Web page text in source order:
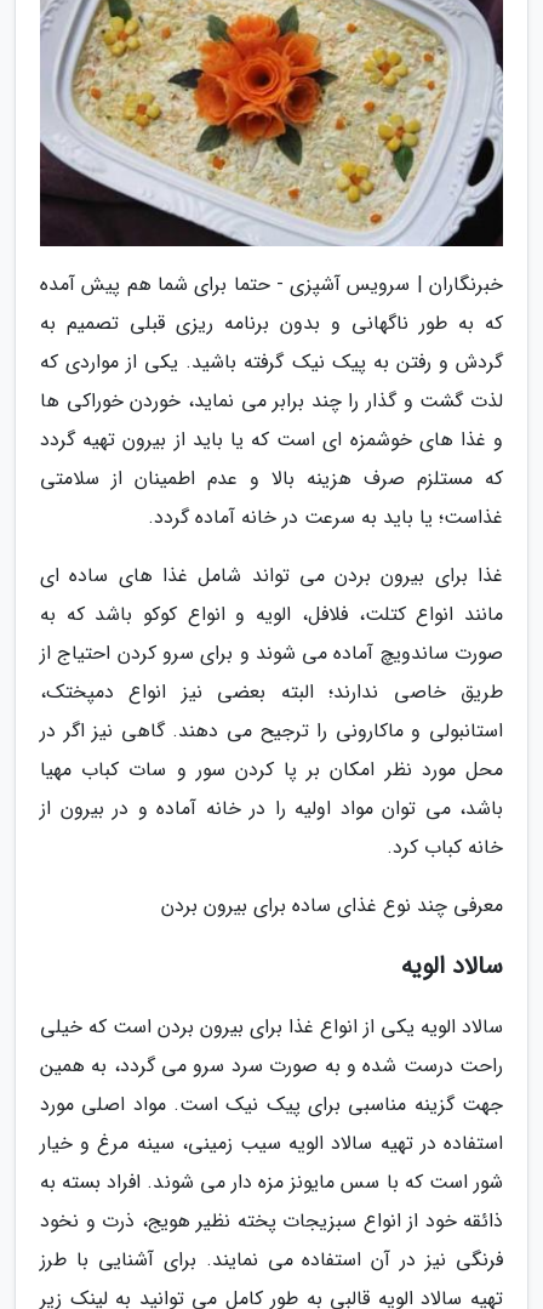
خبرنگاران | سرویس آشپزی - حتما برای شما هم پیش آمده
که به طور ناگهانی و بدون برنامه ریزی قبلی تصمیم به
گردش و رفتن به پیک نیک گرفته باشید. یکی از مواردی که
لذت گشت و گذار را چند برابر می نماید، خوردن خوراکی ها
و غذا های خوشمزه ای است که یا باید از بیرون تهیه گردد
که مستلزم صرف هزینه بالا و عدم اطمینان از سلامتی
غذاست؛ یا باید به سرعت در خانه آماده گردد.
غذا برای بیرون بردن می تواند شامل غذا های ساده ای
مانند انواع کتلت، فلافل، الویه و انواع کوکو باشد که به
صورت ساندویچ آماده می شوند و برای سرو کردن احتیاج از
طریق خاصی ندارند؛ البته بعضی نیز انواع دمپختک،
استانبولی و ماکارونی را ترجیح می دهند. گاهی نیز اگر در
محل مورد نظر امکان بر پا کردن سور و سات کباب مهیا
باشد، می توان مواد اولیه را در خانه آماده و در بیرون از
خانه کباب کرد.
معرفی چند نوع غذای ساده برای بیرون بردن
سالاد الویه
سالاد الویه یکی از انواع غذا برای بیرون بردن است که خیلی
راحت درست شده و به صورت سرد سرو می گردد، به همین
جهت گزینه مناسبی برای پیک نیک است. مواد اصلی مورد
استفاده در تهیه سالاد الویه سیب زمینی، سینه مرغ و خیار
شور است که با سس مایونز مزه دار می شوند. افراد بسته به
ذائقه خود از انواع سبزیجات پخته نظیر هویج، ذرت و نخود
فرنگی نیز در آن استفاده می نمایند. برای آشنایی با طرز
تهیه سالاد الویه قالبی به طور کامل می توانید به لینک زیر